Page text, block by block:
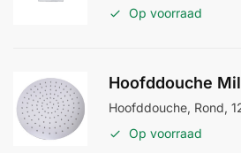
Op voorraad
Hoofddouche
Hoofddouche, Rond,
Op voorraad